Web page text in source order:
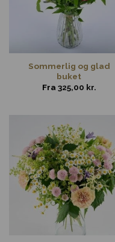
Sommerlig og glad
buket
Fra 325,00 kr.